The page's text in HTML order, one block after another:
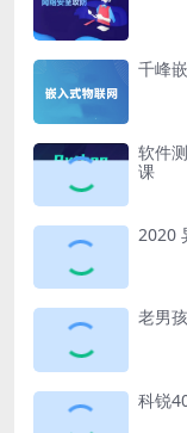
千峰
软件
课
2020
老男
科锐